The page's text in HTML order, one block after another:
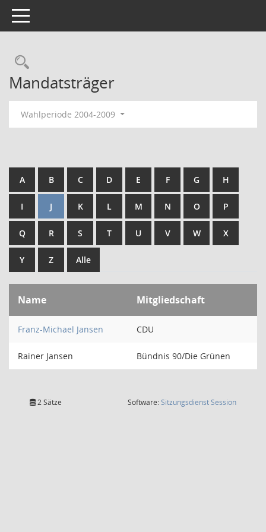
Toggle navigation
Rechercheauswahl
Mandatsträger
Wahlperiode 2004-2009
A B C D E F G H
I J K L M N O P
Q R S T U V W X
Y Z Alle
Name Mitgliedschaft
Franz-Michael Jansen CDU
Rainer Jansen Bündnis 90/Die Grünen
2 Sätze Software:SitzungsdienstSession(Wird in